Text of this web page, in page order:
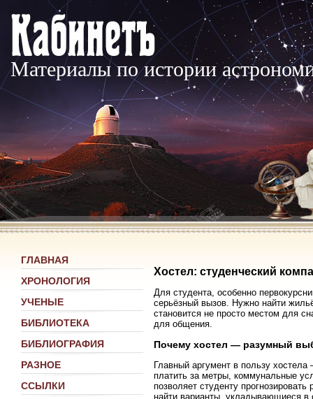
Материалы по истории
ГЛАВНАЯ
ХРОНОЛОГИЯ
УЧЕНЫЕ
БИБЛИОТЕКА
БИБЛИОГРАФИЯ
РАЗНОЕ
ССЫЛКИ
Хостел: студенческий
Для студента, особенно
серьёзный вызов. Нужно найти
становится не просто местом для
для общения.
Почему хостел — разумный
Главный аргумент в пользу
платить за метры, коммунальные
позволяет студенту
найти варианты, укладывающиеся